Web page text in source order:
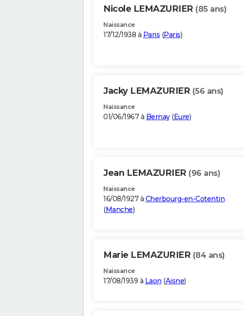
Nicole LEMAZURIER (85 ans)
Naissance
17/12/1938 à Paris (Paris)
Jacky LEMAZURIER (56 ans)
Naissance
01/06/1967 à Bernay(Eure)
Jean LEMAZURIER (96 ans)
Naissance
16/08/1927 à Cherbourg-en-Cotentin
(Manche)
Marie LEMAZURIER (84 ans)
Naissance
17/08/1939 à Laon (Aisne)